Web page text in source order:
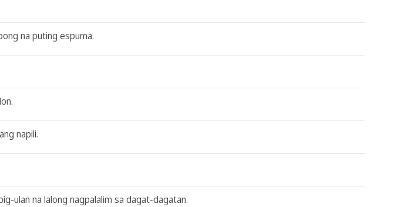
na puting espuma.
napili.
ulan na lalong nagpalalim sa dagat-dagatan.